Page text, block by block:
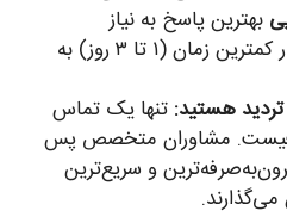
بهترین پاسخ به نیاز
شماست. محموله در کمترین زمان (۱ تا ۳ روز) به
تردید هستید: تنها یک تماس
مشاوران متخصص پس
و سریع‌ترین